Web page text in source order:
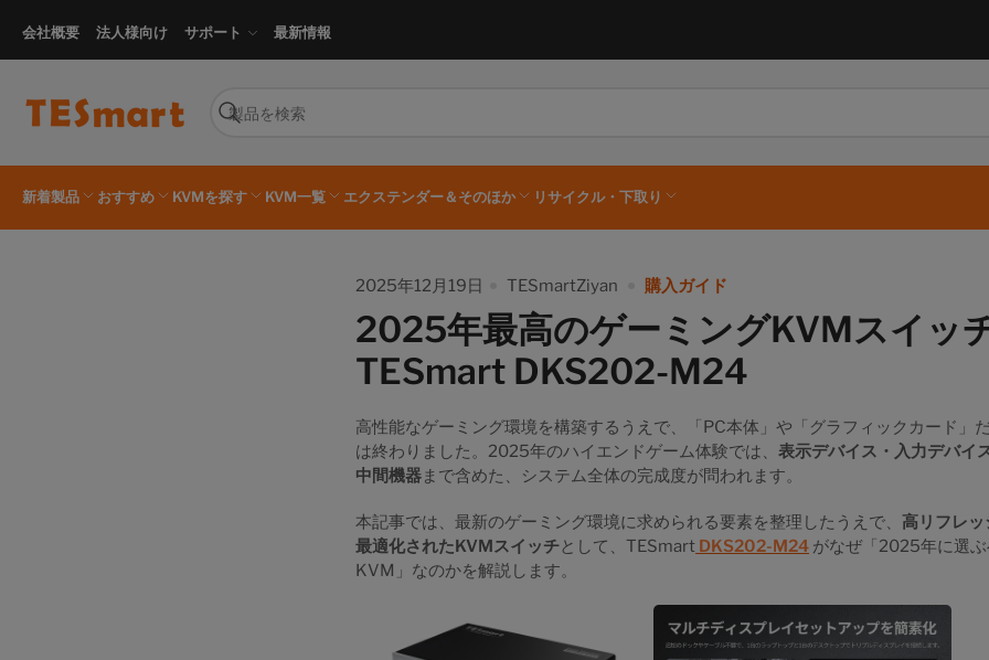
会社概要 法人様向け サポート 最新情報
品検
新着製品 おすすめ KVMを探す KVM一覧 エクステンダー＆そのほか リサイクル・下取り
2025年12月19日 TESmartZiyan 購入ガイド
2025年最高のゲーミングKVMスイッ
TESmart DKS202-M24
高性能なゲーミング環境を構築するうえで、「PC本体」や「グラフィックカード」
は終わりました。2025年のハイエンドゲーム体験では、 表示デバイス・入力デバイ
中間機器まで含めた、システム全体の完成度が問われます。
本記事では、最新のゲーミング環境に求められる要素を整理したうえで、 高リフレ
最適化されたKVMスイッチとして、TESmart DKS202-M24 がなぜ「2025年に選
KVM」なのかを解説します。